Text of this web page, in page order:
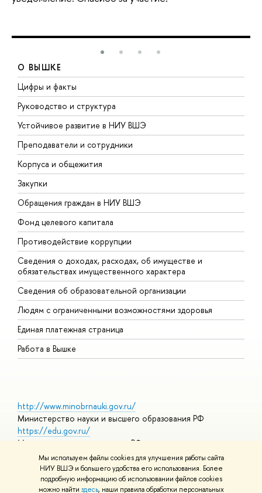
Мы используем файлы cookies для улучшения работы сайта
НИУ ВШЭ и большего удобства его использования. Более
подробную информацию об использовании файлов cookies
можно найти здесь, наши правила обработки персональных
О ВЫШКЕ
Цифры и факты
Руководство и структура
Устойчивое развитие в НИУ ВШЭ
Преподаватели и сотрудники
Корпуса и общежития
Закупки
Обращения граждан в НИУ ВШЭ
Фонд целевого капитала
Противодействие коррупции
Сведения о доходах, расходах, об имуществе и
обязательствах имущественного характера
Сведения об образовательной организации
Людям с ограниченными возможностями здоровья
Единая платежная страница
Работа в Вышке
http://www.minobrnauki.gov.ru/
Министерство науки и высшего образования РФ
https://edu.gov.ru/
Министерство просвещения РФ
https://elearning.hse.ru/mooc
Массовые открытые онлайн-курсы